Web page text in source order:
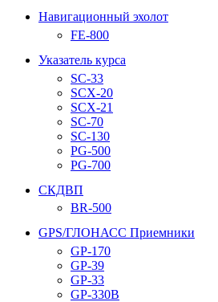
Навигационный эхолот
FE-800
Указатель курса
SC-33
SCX-20
SCX-21
SC-70
SC-130
PG-500
PG-700
СКДВП
BR-500
GPS/ГЛОНАСС Приемники
GP-170
GP-39
GP-33
GP-330B